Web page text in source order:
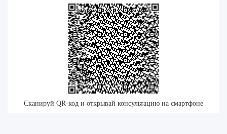
Сканируй QR-код и открывай консультацию на смартфоне